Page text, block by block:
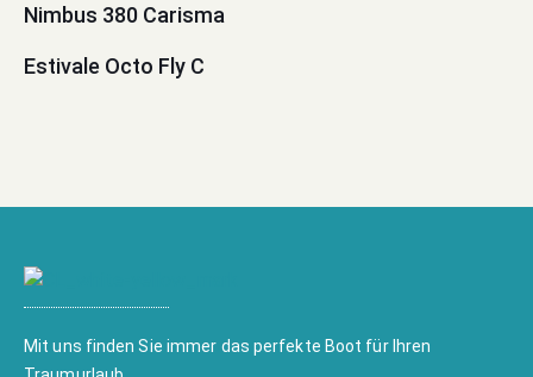
Nimbus 380 Carisma
Estivale Octo Fly C
Mit uns finden Sie immer das perfekte Boot für Ihren